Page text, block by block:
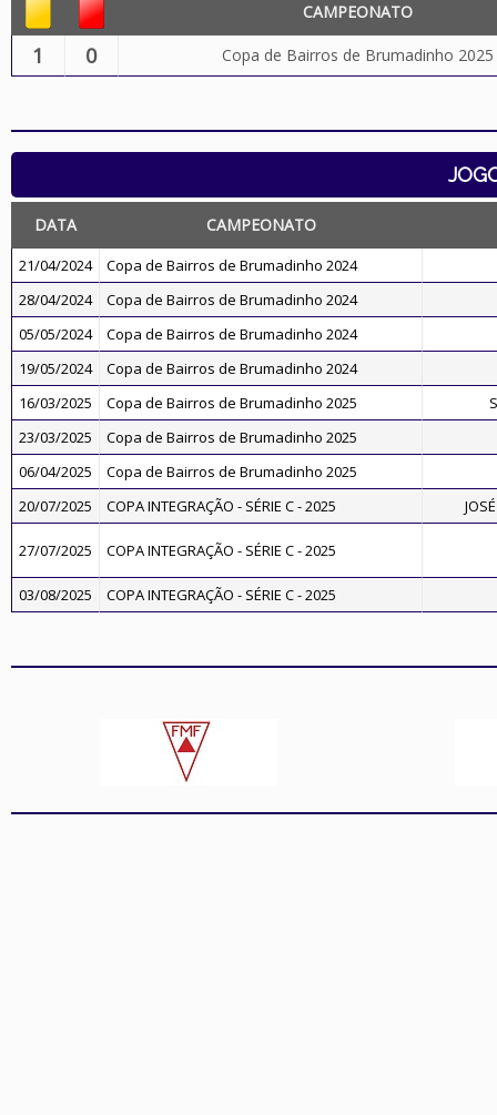
CAMPEONATO
1 0 Copa de Bairros de Brumadinho 2025
DATA CAMPEONATO
21/04/2024
Copa de Bairros de Brumadinho 2024
28/04/2024
Copa de Bairros de Brumadinho 2024
05/05/2024
Copa de Bairros de Brumadinho 2024
19/05/2024
Copa de Bairros de Brumadinho 2024
16/03/2025
Copa de Bairros de Brumadinho 2025
23/03/2025
Copa de Bairros de Brumadinho 2025
06/04/2025
Copa de Bairros de Brumadinho 2025
20/07/2025
COPA INTEGRAÇÃO - SÉRIE C - 2025
27/07/2025 COPA INTEGRAÇÃO - SÉRIE C - 2025
03/08/2025 COPA INTEGRAÇÃO - SÉRIE C - 2025